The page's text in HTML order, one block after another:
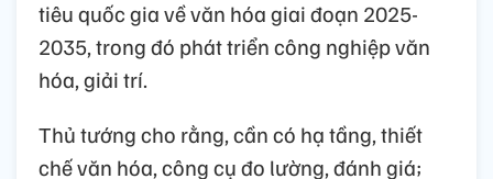
tiêu quốc gia về văn hóa giai đoạn 2025-
2035, trong đó phát triển công nghiệp văn
hóa, giải trí.
Thủ tướng cho rằng, cần có hạ tầng, thiết
chế văn hóa, công cụ đo lường, đánh giá;